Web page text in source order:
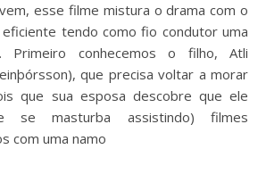
esse filme mistura o drama com o
tendo como fio condutor uma
Primeiro conhecemos o filho, Atli
que precisa voltar a morar
que sua esposa descobre que ele
se masturba assistindo) filmes
com uma namo